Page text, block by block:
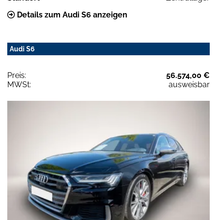
Details zum Audi S6 anzeigen
Audi S6
Preis:
56.574,00 €
MWSt:
ausweisbar